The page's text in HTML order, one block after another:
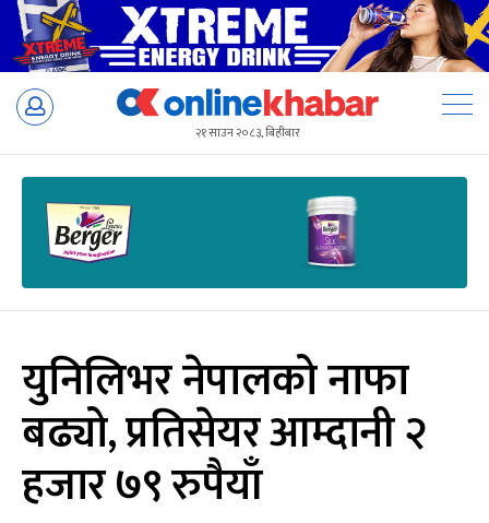
Skip
२१ साउन २०८३, बिहीबार
युनिलिभर नेपालको नाफा
बढ्यो, प्रतिसेयर आम्दानी २
हजार ७९ रुपैयाँ